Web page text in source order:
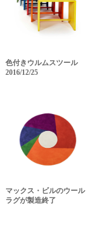
色付きウルムスツール
2016/12/25
マックス・ビルのウール
ラグが製造終了